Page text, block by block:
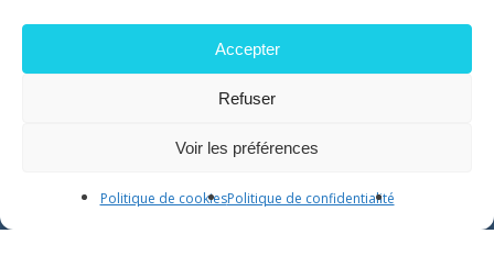
Accepter
Refuser
Voir les préférences
Politique de cookiesPolitique de confidentialité